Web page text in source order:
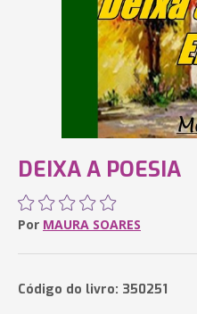
DEIXA A POESIA
Por MAURA SOARES
Código do livro: 350251